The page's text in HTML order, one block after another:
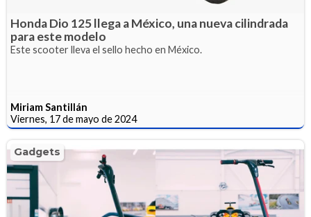
Honda Dio 125 llega a México, una nueva cilindrada
para este modelo
Este scooter lleva el sello hecho en México.
Miriam Santillán
Viernes, 17 de mayo de 2024
Gadgets